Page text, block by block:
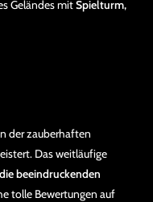
Geländes mitSpielturm,
der zauberhaften
Das weitläufige
beeindruckenden
tolle Bewertungen auf